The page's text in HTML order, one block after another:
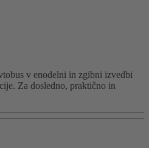
v enodelni in zgibni izvedbi
Za dosledno, praktično in